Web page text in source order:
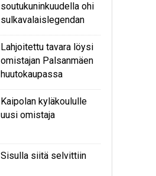
soutukuninkuudella ohi
sulkavalaislegendan
Lahjoitettu tavara löysi
omistajan Palsanmäen
huutokaupassa
Kaipolan kyläkoululle
uusi omistaja
Sisulla siitä selvittiin